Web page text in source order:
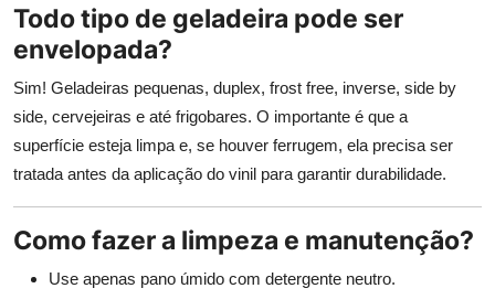
Todo tipo de geladeira pode ser
envelopada?
Sim! Geladeiras pequenas, duplex, frost free, inverse, side by
side, cervejeiras e até frigobares. O importante é que a
superfície esteja limpa e, se houver ferrugem, ela precisa ser
tratada antes da aplicação do vinil para garantir durabilidade.
Como fazer a limpeza e manutenção?
Use apenas pano úmido com detergente neutro.